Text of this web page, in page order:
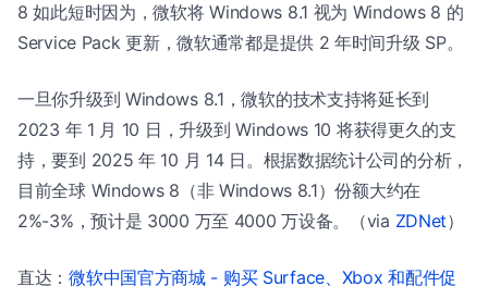
8 如此短时因为，微软将 Windows 8.1 视为 Windows 8 的
Service Pack 更新，微软通常都是提供 2 年时间升级 SP。
一旦你升级到 Windows 8.1，微软的技术支持将延长到
2023 年 1 月 10 日，升级到 Windows 10 将获得更久的支
持，要到 2025 年 10 月 14 日。根据数据统计公司的分析，
目前全球 Windows 8（非 Windows 8.1）份额大约在
2%-3%，预计是 3000 万至 4000 万设备。（via ZDNet）
直达：微软中国官方商城 - 购买 Surface、Xbox 和配件促